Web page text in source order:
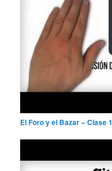
El Foro y el Bazar – Clase 1